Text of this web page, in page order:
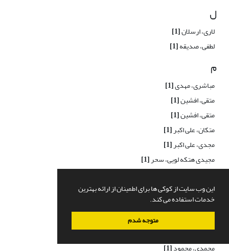
این وب سایت از کوکی ها برای اطمینان از ارائه بهترین
خدمات استفاده می کند.
متوجه شدم
ل
لاری، ارسلان[1]
لطفی، صدیقه[1]
م
مباشری، مهدی[1]
متقی، افشین[1]
متقی، افشین[1]
متکان، علی اکبر[1]
مجدی، علی اکبر[1]
مجیدی هتکه لویی، سحر[1]
محسن زاده، آرمین[1]
محمدی، ایوب[1]
محمدی، علیرضا[1]